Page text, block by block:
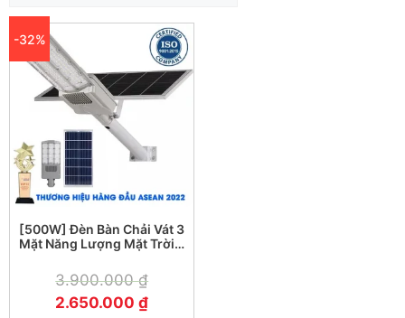
-32%
[500W] Đèn Bàn Chải Vát 3
Mặt Năng Lượng Mặt Trời
3.900.000₫
2.650.000₫